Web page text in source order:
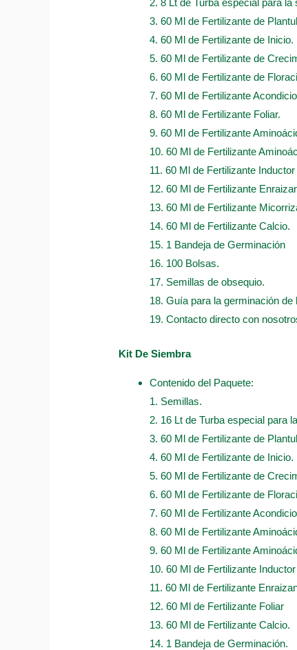
2. 8 Lt de Turba especial para la
3. 60 Ml de Fertilizante de
4. 60 Ml de Fertilizante de Inicio.
5. 60 Ml de Fertilizante de
6. 60 Ml de Fertilizante de
7. 60 Ml de Fertilizante
8. 60 Ml de Fertilizante Foliar.
9. 60 Ml de Fertilizante
10. 60 Ml de Fertilizante
11. 60 Ml de Fertilizante
12. 60 Ml de Fertilizante
13. 60 Ml de Fertilizante
14. 60 Ml de Fertilizante Calcio.
15. 1 Bandeja de Germinación
16. 100 Bolsas.
17. Semillas de obsequio.
18. Guía para la germinación de
19. Contacto directo con
Kit De Siembra
Contenido del Paquete:
1. Semillas.
2. 16 Lt de Turba especial para
3. 60 Ml de Fertilizante de
4. 60 Ml de Fertilizante de Inicio.
5. 60 Ml de Fertilizante de
6. 60 Ml de Fertilizante de
7. 60 Ml de Fertilizante
8. 60 Ml de Fertilizante
9. 60 Ml de Fertilizante
10. 60 Ml de Fertilizante
11. 60 Ml de Fertilizante
12. 60 Ml de Fertilizante Foliar
13. 60 Ml de Fertilizante Calcio.
14. 1 Bandeja de Germinación.